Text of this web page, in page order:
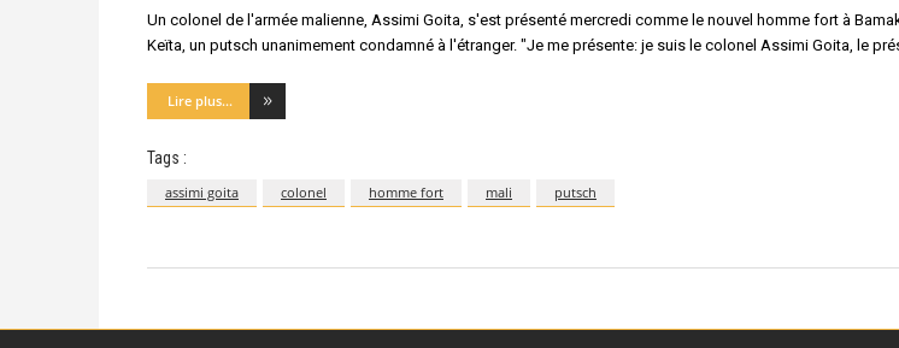
Un colonel de l'armée malienne, Assimi Goita, s'est présenté mercredi comme le nouvel homme fort à
Keïta, un putsch unanimement condamné à l'étranger. "Je me présente: je suis le colonel Assimi Goita, le
Lire plus...
Tags :
assimi goita colonel homme fort mali putsch